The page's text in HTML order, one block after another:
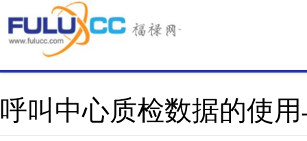
呼叫中心质检数据的使